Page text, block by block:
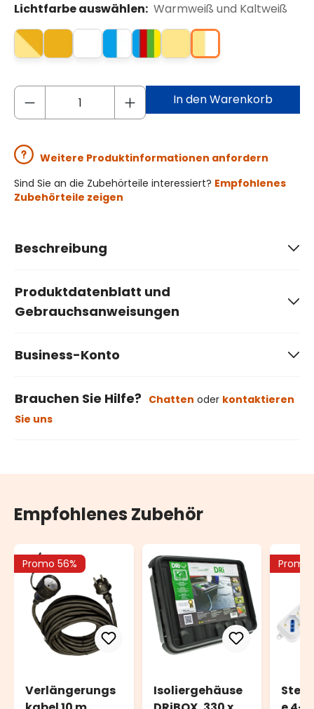
Lichtfarbe auswählen: Warmweiß und Kaltweiß
In den Warenkorb
Weitere Produktinformationen anfordern
Sind Sie an die Zubehörteile interessiert? Empfohlenes
Zubehörteile zeigen
Beschreibung
Produktdatenblatt und
Gebrauchsanweisungen
Business-Konto
Brauchen Sie Hilfe? Chatten oder kontaktieren
Sie uns
Empfohlenes Zubehör
Promo 56%
Verlängerungs
Isoliergehäuse
Promo